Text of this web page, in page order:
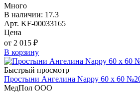
Много
В наличии: 17.3
Арт. KF-00033165
Цена
от 2 015 ₽
В корзину
Быстрый просмотр
Простыни Ангелина Nappy 60 х 60
МедПол ООО